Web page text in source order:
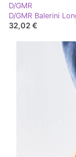
D/GMR
D/GMR Balerini
32,02 €